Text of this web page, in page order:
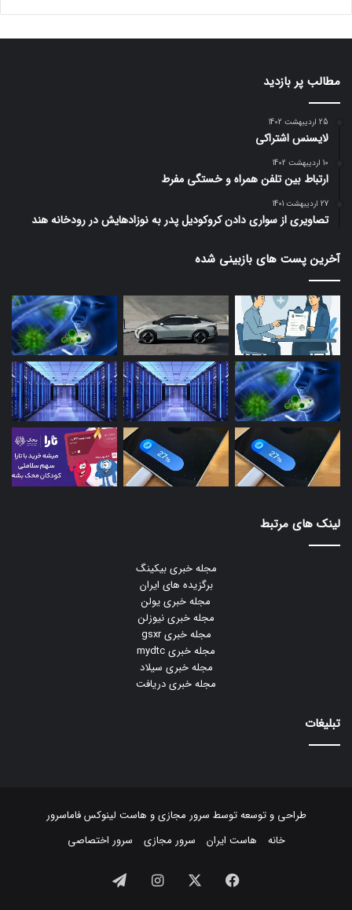
مطالب پر بازدید
25 اردیبهشت 1402
لایسنس اشتراکی
10 اردیبهشت 1402
ارتباط بین تلفن همراه و خستگی مفرط
27 اردیبهشت 1401
تصاویری از سواری دادن کروکودیل پدر به نوزادهایش در رودخانه هند
آخرین پست های بازبینی شده
لینک های مرتبط
مجله خبری بیکینگ
برگزیده های ایران
مجله خبری یولن
مجله خبری نیوزلن
مجله خبری gsxr
مجله خبری mydtc
مجله خبری سیلاد
مجله خبری دریافت
تبلیغات
طراحی و توسعه توسط سرور مجازیو هاست لینوکسفاماسرور
خانه
هاست ایران سرور مجازی سرور اختصاصی
فیسبوک ایکس اینستاگرام